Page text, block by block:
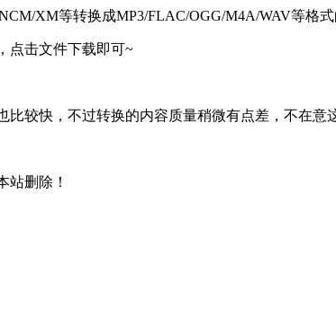
XM等转换成MP3/FLAC/OGG/M4A/WAV等格
点击文件下载即可~
较快，不过转换的内容质量稍微有点差，不在意
站删除！